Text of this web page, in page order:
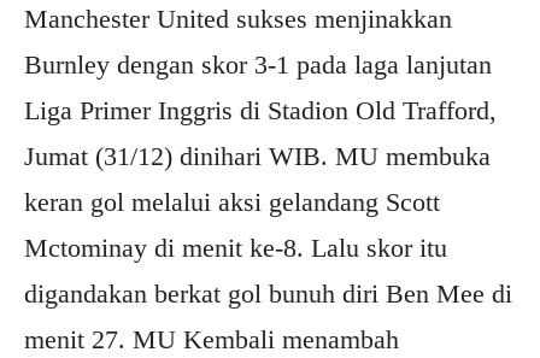
Manchester United sukses menjinakkan
Burnley dengan skor 3-1 pada laga lanjutan
Liga Primer Inggris di Stadion Old Trafford,
Jumat (31/12) dinihari WIB. MU membuka
keran gol melalui aksi gelandang Scott
Mctominay di menit ke-8. Lalu skor itu
digandakan berkat gol bunuh diri Ben Mee di
menit 27. MU Kembali menambah